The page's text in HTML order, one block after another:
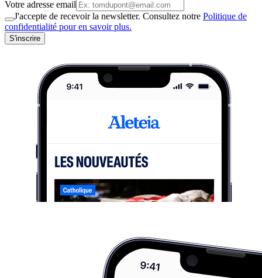
Votre adresse email
J'accepte de recevoir la newsletter. Consultez notre Politique de
confidentialité pour en savoir plus.
S'inscrire